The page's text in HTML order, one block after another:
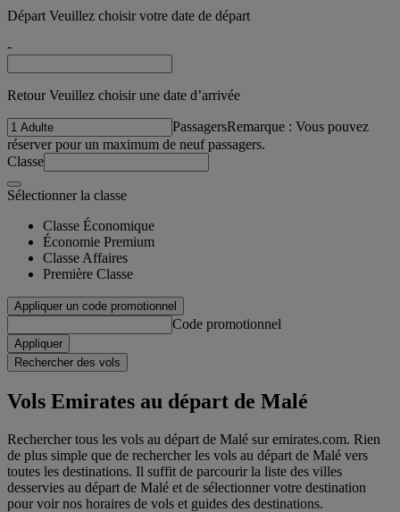
Départ Veuillez choisir votre date de départ
-
Retour Veuillez choisir une date d’arrivée
PassagersRemarque : Vous pouvez
réserver pour un maximum de neuf passagers.
Classe
Sélectionner la classe
Classe Économique
Économie Premium
Classe Affaires
Première Classe
Appliquer un code promotionnel
Code promotionnel
Appliquer
Rechercher des vols
Vols Emirates au départ de Malé
Rechercher tous les vols au départ de Malé sur emirates.com. Rien
de plus simple que de rechercher les vols au départ de Malé vers
toutes les destinations. Il suffit de parcourir la liste des villes
desservies au départ de Malé et de sélectionner votre destination
pour voir nos horaires de vols et guides des destinations.